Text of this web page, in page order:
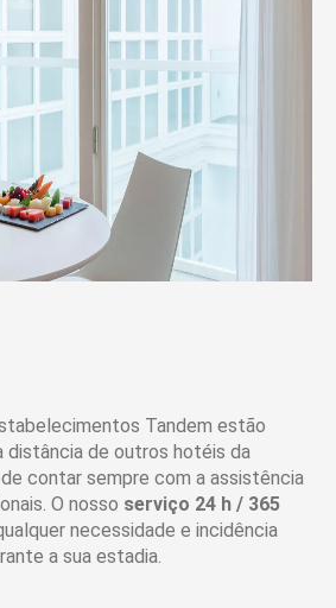
Tandem estão
distância de outros hotéis da
contar sempre com a assistência
O nosso serviço 24 h / 365
necessidade e incidência
a sua estadia.